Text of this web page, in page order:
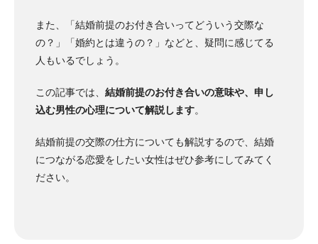
また、「結婚前提のお付き合いってどういう交際な
の？」「婚約とは違うの？」などと、疑問に感じてる
人もいるでしょう。
この記事では、 結婚前提のお付き合いの意味や、申し
込む男性の心理について解説します。
結婚前提の交際の仕方についても解説するので、結婚
につながる恋愛をしたい女性はぜひ参考にしてみてく
ださい。